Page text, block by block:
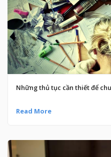
Những thủ tục cần thiết để
Read More